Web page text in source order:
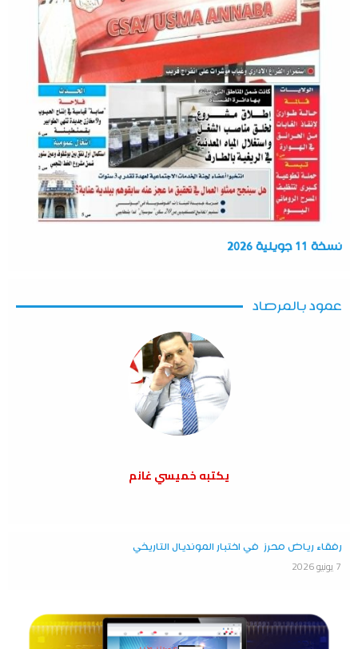
نسخة 11 جويلية 2026
عمود بالمرصاد
يكتبه خميسي غانم
رفقاء رياض محرز في اختبار المونديال التاريخي
7 يونيو 2026